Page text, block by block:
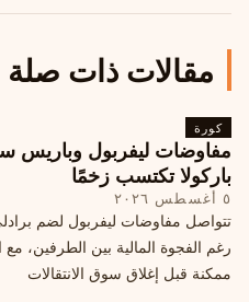
مقالات ذات صلة
كورة
مفاوضات ليفربول وباريس
باركولا تكتسب زخمًا
٥ أغسطس ٢٠٢٦
تتواصل مفاوضات ليفربول لضم
رغم الفجوة المالية بين الطرفين،
ممكنة قبل إغلاق سوق الانتقالات